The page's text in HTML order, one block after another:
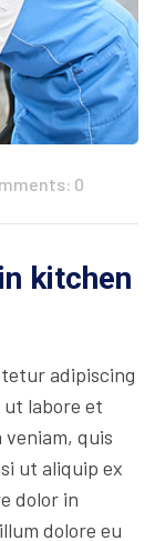
0
kitchen
adipiscing
labore et
veniam, quis
ut aliquip ex
dolor in
dolore eu